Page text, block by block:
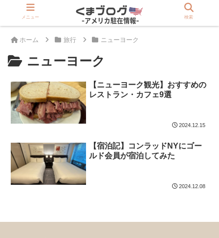
>>駐在員は登録必須「アメリカ版Rakuten」
ホーム 旅行 ニューヨーク
ニューヨーク
【ニューヨーク観光】おすすめの
レストラン・カフェ9選
2024.12.15
【宿泊記】コンラッドNYにゴー
ルド会員が宿泊してみた
2024.12.08
メニュー 検索